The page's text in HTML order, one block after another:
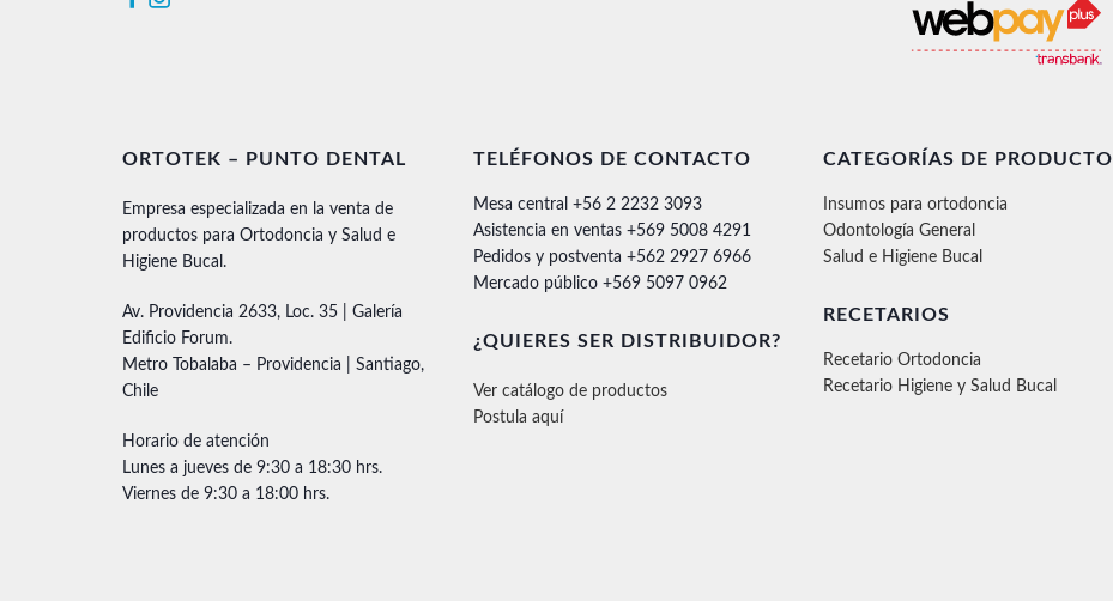
ORTOTEK – PUNTO DENTAL
Empresa especializada en la venta de
productos para Ortodoncia y Salud e
Higiene Bucal.
Av. Providencia 2633, Loc. 35 | Galería
Edificio Forum.
Metro Tobalaba – Providencia | Santiago,
Chile
Horario de atención
Lunes a jueves de 9:30 a 18:30 hrs.
Viernes de 9:30 a 18:00 hrs.
TELÉFONOS DE CONTACTO
Mesa central +56 2 2232 3093
Asistencia en ventas +569 5008 4291
Pedidos y postventa +562 2927 6966
Mercado público +569 5097 0962
¿QUIERES SER DISTRIBUIDOR?
Ver catálogo de productos
Postula aquí
CATEGORÍAS DE PRODUCTO
Insumos para ortodoncia
Odontología General
Salud e Higiene Bucal
RECETARIOS
Recetario Ortodoncia
Recetario Higiene y Salud Bucal